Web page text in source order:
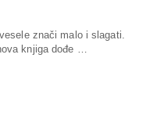
znači malo i slagati.
knjiga dođe …